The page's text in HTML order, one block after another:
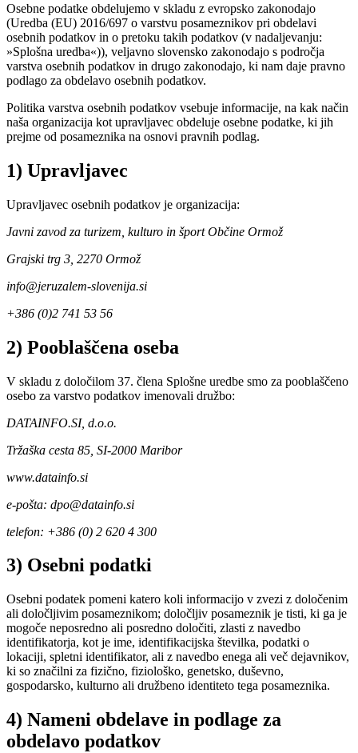
Osebne podatke obdelujemo v skladu z evropsko zakonodajo
(Uredba (EU) 2016/697 o varstvu posameznikov pri obdelavi
osebnih podatkov in o pretoku takih podatkov (v nadaljevanju:
»Splošna uredba«)), veljavno slovensko zakonodajo s področja
varstva osebnih podatkov in drugo zakonodajo, ki nam daje pravno
podlago za obdelavo osebnih podatkov.
Politika varstva osebnih podatkov vsebuje informacije, na kak način
naša organizacija kot upravljavec obdeluje osebne podatke, ki jih
prejme od posameznika na osnovi pravnih podlag.
1) Upravljavec
Upravljavec osebnih podatkov je organizacija:
Javni zavod za turizem, kulturo in šport Občine Ormož
Grajski trg 3, 2270 Ormož
info@jeruzalem-slovenija.si
+386 (0)2 741 53 56
2) Pooblaščena oseba
V skladu z določilom 37. člena Splošne uredbe smo za pooblaščeno
osebo za varstvo podatkov imenovali družbo:
DATAINFO.SI, d.o.o.
Tržaška cesta 85, SI-2000 Maribor
www.datainfo.si
e-pošta: dpo@datainfo.si
telefon: +386 (0) 2 620 4 300
3) Osebni podatki
Osebni podatek pomeni katero koli informacijo v zvezi z določenim
ali določljivim posameznikom; določljiv posameznik je tisti, ki ga je
mogoče neposredno ali posredno določiti, zlasti z navedbo
identifikatorja, kot je ime, identifikacijska številka, podatki o
lokaciji, spletni identifikator, ali z navedbo enega ali več dejavnikov,
ki so značilni za fizično, fiziološko, genetsko, duševno,
gospodarsko, kulturno ali družbeno identiteto tega posameznika.
4) Nameni obdelave in podlage za
obdelavo podatkov